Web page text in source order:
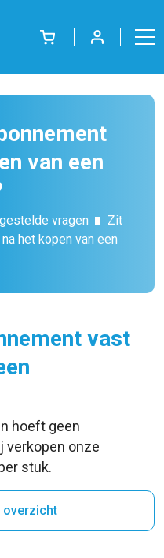
van een
vragen
Zit
het kopen van een
vast
hoeft geen
verkopen onze
stuk.
overzicht